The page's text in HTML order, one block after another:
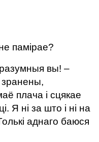
памірае?
вы! –
зранены,
плача і сцякае
Я ні за што і ні на
аднаго баюся